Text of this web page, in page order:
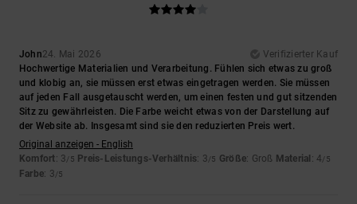
John24. Mai 2026
Verifizierter Kauf
Hochwertige Materialien und Verarbeitung. Fühlen sich etwas zu groß
und klobig an, sie müssen erst etwas eingetragen werden. Sie müssen
auf jeden Fall ausgetauscht werden, um einen festen und gut sitzenden
Sitz zu gewährleisten. Die Farbe weicht etwas von der Darstellung auf
der Website ab. Insgesamt sind sie den reduzierten Preis wert.
Original anzeigen - English
Komfort: 3/5 Preis-Leistungs-Verhältnis: 3/5 Größe: Groß Material : 4/5
Farbe: 3/5